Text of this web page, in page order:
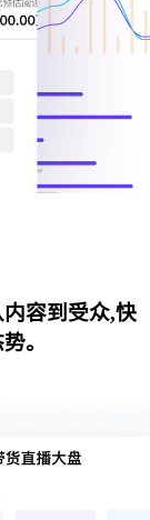
容到受众,快
。